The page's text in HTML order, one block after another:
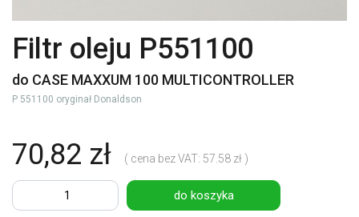
Filtr oleju P551100
do CASE MAXXUM 100 MULTICONTROLLER
P 551100 oryginał Donaldson
70,82 zł ( cena bez VAT: 57.58 zł )
do koszyka